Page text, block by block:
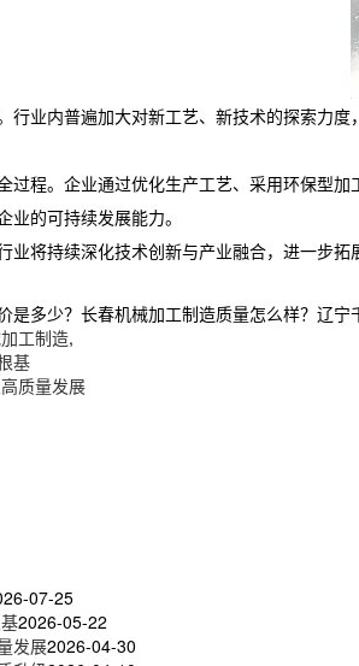
行业内普遍加大对新工艺、新技术的探索力
过程。企业通过优化生产工艺、采用环保型
的可持续发展能力。
业将持续深化技术创新与产业融合，进一步
是多少？长春机械加工制造质量怎么样？辽
工制造,
基
质量发展
07-25
2026-05-22
发展2026-04-30